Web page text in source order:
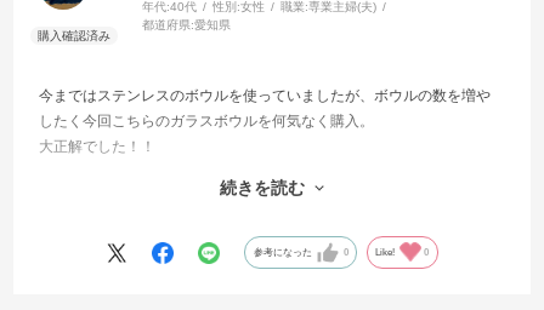
年代:40代 性別:女性 職業:専業主婦(夫)
都道府県:愛知県
今まではステンレスのボウルを使っていましたが、ボウルの数を増や
したく今回こちらのガラスボウルを何気なく購入。
大正解でした！！
今までステンレスボウルだったので気づきませんでしたが、素材の色
そうすると、料理する工程も心弾み、なんだかいつもよりも美味しく
続きを読む
参考になった 0 Like! 0